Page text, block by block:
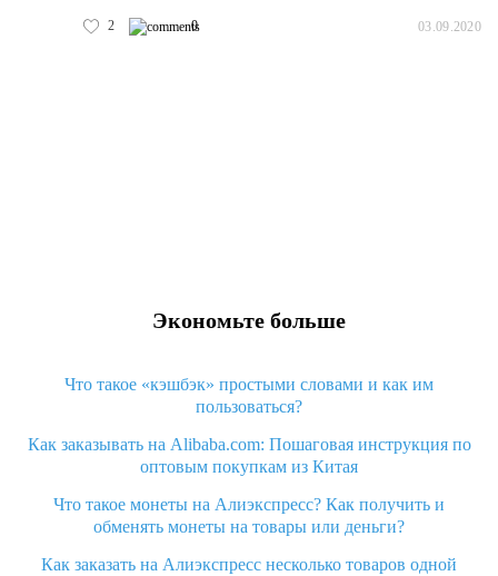
2 0 03.09.2020
Экономьте больше
Что такое «кэшбэк» простыми словами и как им
пользоваться?
Как заказывать на Alibaba.com: Пошаговая инструкция по
оптовым покупкам из Китая
Что такое монеты на Алиэкспресс? Как получить и
обменять монеты на товары или деньги?
Как заказать на Алиэкспресс несколько товаров одной